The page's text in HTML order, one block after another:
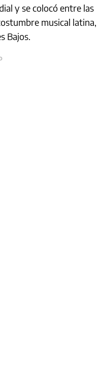
y se colocó entre las
musical latina,
Bajos.